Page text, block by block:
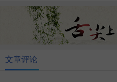
文章评论